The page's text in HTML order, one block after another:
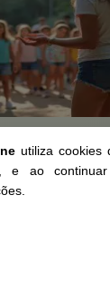
10 a 60 horas
e Cultura
utiliza cookies
, e ao